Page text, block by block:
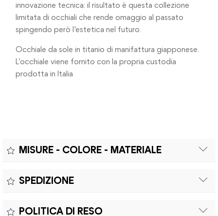
innovazione tecnica: il risultato è questa collezione
limitata di occhiali che rende omaggio al passato
spingendo però l'estetica nel futuro.
Occhiale da sole in titanio di manifattura giapponese.
L’occhiale viene fornito con la propria custodia
prodotta in Italia
MISURE - COLORE - MATERIALE
148mm
SPEDIZIONE
POLITICA DI RESO